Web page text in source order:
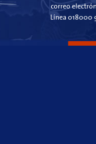
correo
Línea 018000